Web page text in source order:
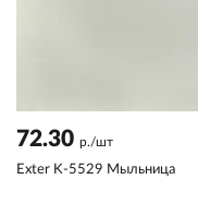
72.30 р./шт
Exter K-5529 Мыльница